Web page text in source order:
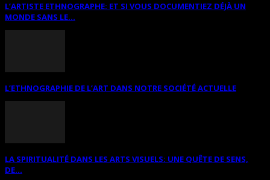
L’ARTISTE ETHNOGRAPHE: ET SI VOUS DOCUMENTIEZ DÉJÀ UN
MONDE SANS LE...
L’ETHNOGRAPHIE DE L’ART DANS NOTRE SOCIÉTÉ ACTUELLE
LA SPIRITUALITÉ DANS LES ARTS VISUELS: UNE QUÊTE DE SENS,
DE...